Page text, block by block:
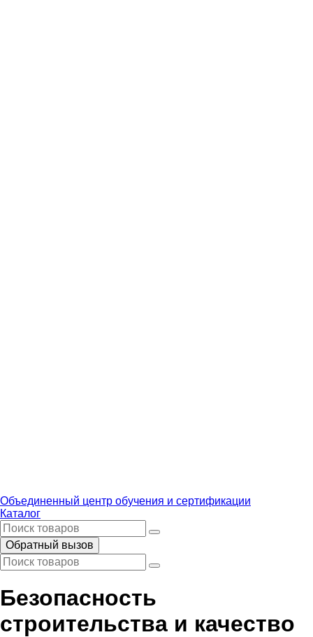
Объединенный центр обучения и сертификации
Каталог
Обратный вызов
Безопасность
строительства и качество